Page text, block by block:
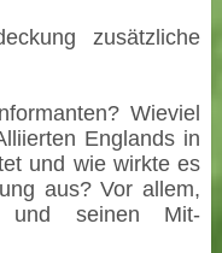
zusätzliche
Wieviel
Englands in
und wie wirkte es
aus? Vor allem,
und seinen Mit-